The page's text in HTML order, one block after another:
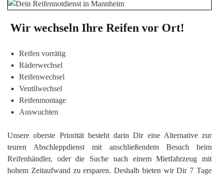
Wir wechseln Ihre Reifen vor Ort!
Reifen vorrätig
Räderwechsel
Reifenwechsel
Ventilwechsel
Reifenmontage
Auswuchten
Unsere oberste Priorität besteht darin Dir eine Alternative zur
teuren Abschleppdienst mit anschließendem Besuch beim
Reifenhändler, oder die Suche nach einem Mietfahrzeug mit
hohem Zeitaufwand zu ersparen. Deshalb bieten wir Dir 7 Tage